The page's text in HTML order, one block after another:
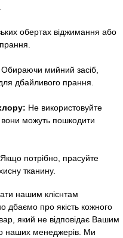
обертах віджимання або
Обираючи мийний засіб,
дбайливого прання.
Не використовуйте
вони можуть пошкодити
Якщо потрібно, прасуйте
тканину.
нашим клієнтам
дбаємо про якість кожного
який не відповідає Вашим
наших менеджерів. Ми